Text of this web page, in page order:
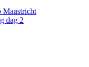
dag 2